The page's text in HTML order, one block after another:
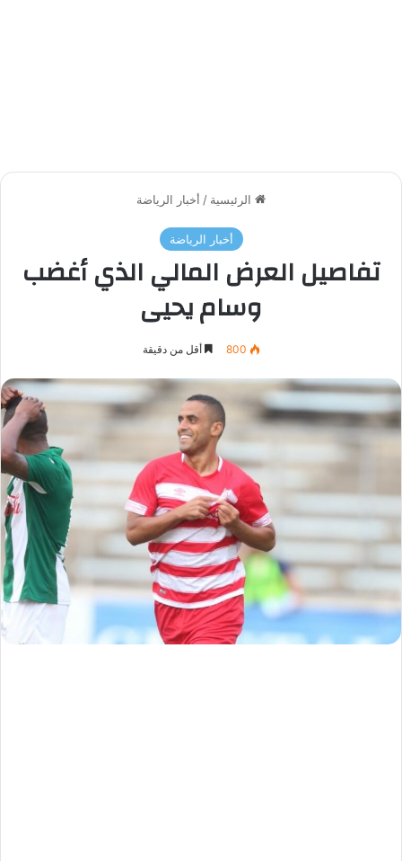
الرئيسية / أخبار الرياضة
أخبار الرياضة
تفاصيل العرض المالي الذي أغضب
وسام يحيى
800 أقل من دقيقة